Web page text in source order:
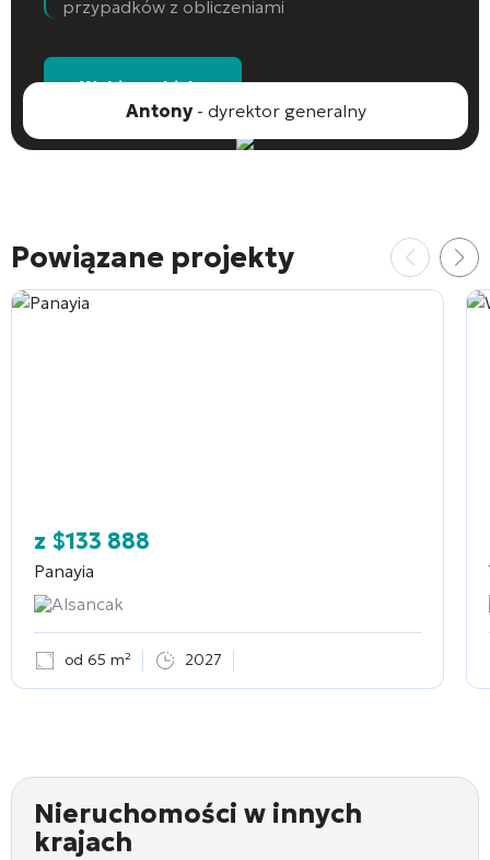
przypadków z obliczeniami
Wybierz obiekt
Antony- dyrektor generalny
Powiązane projekty
z $133 888
Panayia
Alsancak
od 65 m² 2027
Nieruchomości w innych
krajach